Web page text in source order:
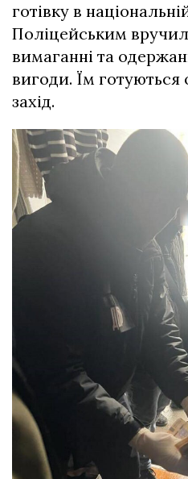
готівку в
Поліцейським
вимаганні та
вигоди. Їм готуються
захід.